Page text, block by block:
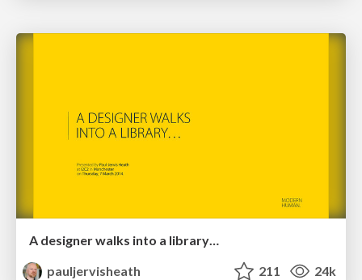
A designer walks into a library…
pauljervisheath
211 24k